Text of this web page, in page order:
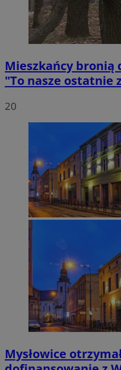
Mieszkańcy bronią
"To nasze ostatnie
20
Mysłowice